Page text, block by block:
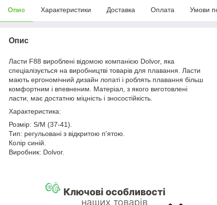
Опис Характеристики Доставка Оплата Умови
Опис
Ласти F88 вироблені відомою компанією Dolvor, яка
спеціалізується на виробництві товарів для плавання. Ласти
мають ергономічний дизайн лопаті і роблять плавання більш
комфортним і впевненим. Матеріал, з якого виготовлені
ласти, має достатню міцність і зносостійкість.
Характеристика:
Розмір: S/M (37-41).
Тип: регульовані з відкритою п'ятою.
Колір синій.
Виробник: Dolvor.
Ключові особливості
наших товарів